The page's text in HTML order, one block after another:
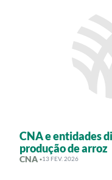
CNA e entidades
produção de arroz
CNA ·13 FEV. 2026